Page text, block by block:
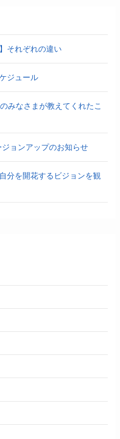
それぞれの違い
ジュール
みなさまが教えてくれたこ
ョンアップのお知らせ
分を開花するビジョンを観